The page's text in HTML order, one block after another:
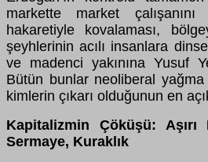
markette market çalışanını
hakaretiyle kovalaması,
şeyhlerinin acılı insanlara
ve madenci yakınına Yusuf
Bütün bunlar neoliberal
kimlerin çıkarı olduğunun en
Kapitalizmin Çöküşü: Aşırı
Sermaye, Kuraklık